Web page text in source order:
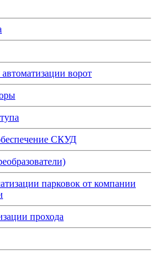
ворот
СКУД
парковок от компании
прохода